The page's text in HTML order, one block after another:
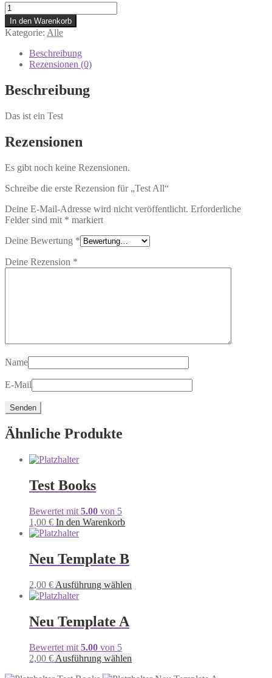
Test
All
Menge
In den Warenkorb
Kategorie: Alle
Beschreibung
Rezensionen (0)
Beschreibung
Das ist ein Test
Rezensionen
Es gibt noch keine Rezensionen.
Schreibe die erste Rezension für „Test All“
Deine E-Mail-Adresse wird nicht veröffentlicht. Erforderliche
Felder sind mit * markiert
Deine Bewertung *
Deine Rezension *
Name
E-Mail
Ähnliche Produkte
Test Books
Bewertet mit 5.00 von 5
1,00 € In den Warenkorb
Neu Template B
2,00 € Ausführung wählen
Optionen
Neu Template A
Bewertet mit 5.00 von 5
2,00 € Ausführung wählen